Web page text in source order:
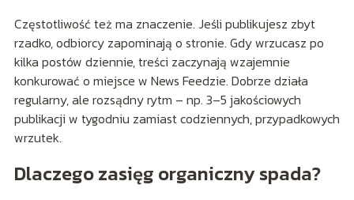
Częstotliwość też ma znaczenie. Jeśli publikujesz zbyt
rzadko, odbiorcy zapominają o stronie. Gdy wrzucasz po
kilka postów dziennie, treści zaczynają wzajemnie
konkurować o miejsce w News Feedzie. Dobrze działa
regularny, ale rozsądny rytm – np. 3–5 jakościowych
publikacji w tygodniu zamiast codziennych, przypadkowych
wrzutek.
Dlaczego zasięg organiczny spada?